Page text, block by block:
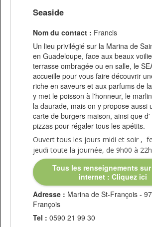
Seaside
Nom du contact : Francis
Un lieu privilégié sur la Marina de
en Guadeloupe, face aux beaux
terrasse ombragée ou en salle, le
accueille pour vous faire découvrir
riche en saveurs et aux parfums de
y met le poisson à l'honneur, le
la daurade, mais on y propose aussi
carte de burgers maison, ainsi que
pizzas pour régaler tous les apétits.
Ouvert tous les jours midi et soir ,
jeudi toute la journée, de 9h00 à
Tous les renseignements
internet : Cliquez ici
Adresse : Marina de St-François -
François
Tel : 0590 21 99 30